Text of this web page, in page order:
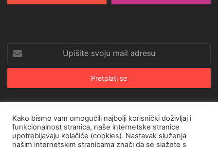
svoju
mail
© Copyright 2026, All Rights Reserved |CroRing Magazin
Naslovnica
Arhiva Pravila o privatnosti Impressum SHOP
Kako bismo vam omogućili najbolji korisnički doživljaj i
funkcionalnost stranica, naše internetske stranice
upotrebljavaju kolačiće (cookies). Nastavak služenja
našim internetskim stranicama znači da se slažete s